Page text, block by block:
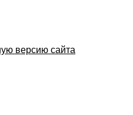
версию сайта